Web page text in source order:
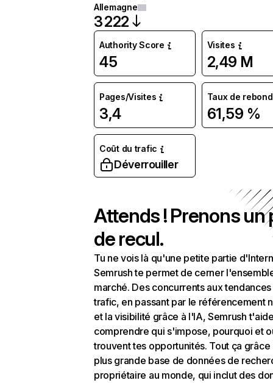
Allemagne
3 222
Authority Score
45
Visites
2,49 M
Pages/Visites
3,4
Taux de rebond
61,59 %
Coût du trafic
Déverrouiller
Attends ! Prenons un
de recul.
Tu ne vois là qu'une petite partie
Semrush te permet de cerner
marché. Des concurrents aux
trafic, en passant par le référencement
et la visibilité grâce à l'IA, Semrush
comprendre qui s'impose, pourquoi et
trouvent tes opportunités. Tout ça grâce
plus grande base de données de
propriétaire au monde, qui inclut des